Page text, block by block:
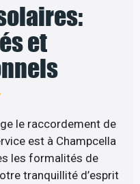
et
le raccordement de
est à Champcella
les formalités de
tranquillité d’esprit